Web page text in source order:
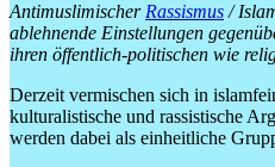
Antimuslimischer Rassismus /
ablehnende Einstellungen
ihren öffentlich-politischen wie
Derzeit vermischen sich in
kulturalistische und rassistische
werden dabei als einheitliche